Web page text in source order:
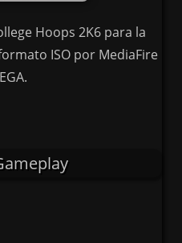
Hoops 2K6 para la
ISO por MediaFire